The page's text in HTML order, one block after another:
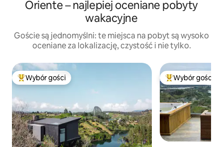
Oriente – najlepiej oceniane pobyty
wakacyjne
Goście są jednomyślni: te miejsca na pobyt są wysoko
oceniane za lokalizację, czystość i nie tylko.
Najpopularniejsze z kategorii Wybór gości
Wybór gości Wybór gości